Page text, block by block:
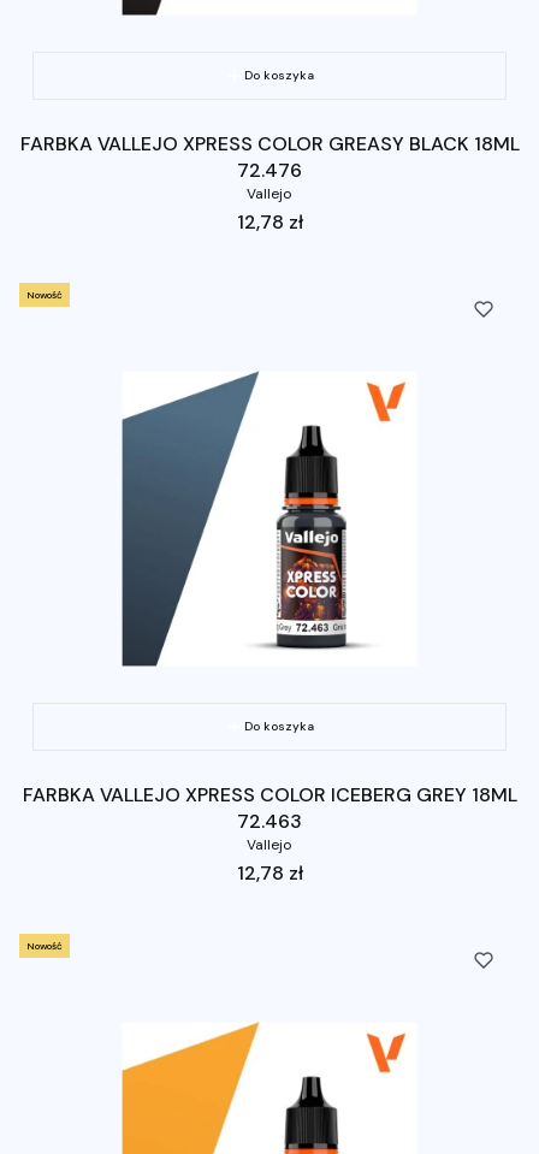
Do koszyka
FARBKA VALLEJO XPRESS COLOR GREASY BLACK 18ML
72.476
Vallejo
Cena
12,78 zł
Nowość
Do koszyka
FARBKA VALLEJO XPRESS COLOR ICEBERG GREY 18ML
72.463
Vallejo
Cena
12,78 zł
Nowość